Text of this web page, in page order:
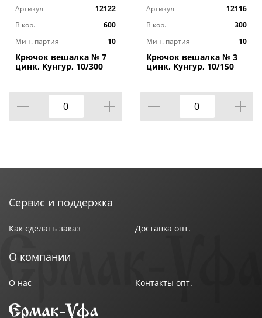
Артикул
12122
В кор.
600
Мин. партия
10
Крючок вешалка № 7
цинк, Кунгур, 10/300
Артикул
12116
В кор.
300
Мин. партия
10
Крючок вешалка № 3
цинк, Кунгур, 10/150
Сервис и поддержка
Как сделать заказ Доставка опт.
О компании
О нас Контакты опт.